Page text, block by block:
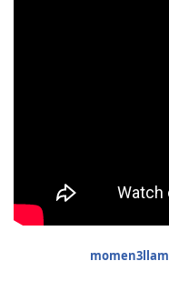
momen3llam